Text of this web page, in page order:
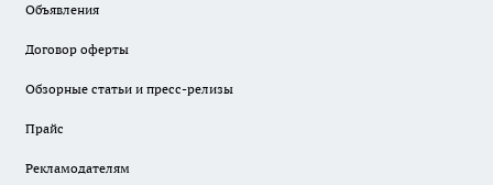
Объявления
Договор оферты
Обзорные статьи и пресс-релизы
Прайс
Рекламодателям